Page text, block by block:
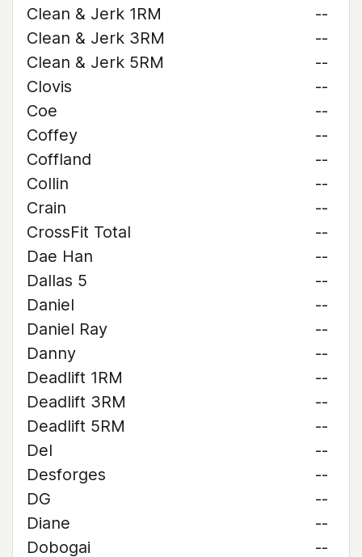
Clean & Jerk 1RM
--
Clean & Jerk 3RM
--
Clean & Jerk 5RM
--
Clovis
--
Coe
--
Coffey
--
Coffland
--
Collin
--
Crain
--
CrossFit Total
--
Dae Han
--
Dallas 5
--
Daniel
--
Daniel Ray
--
Danny
--
Deadlift 1RM
--
Deadlift 3RM
--
Deadlift 5RM
--
Del
--
Desforges
--
DG
--
Diane
--
Dobogai
--